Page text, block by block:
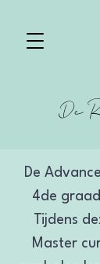
De
De
4de
Tijdens
Master